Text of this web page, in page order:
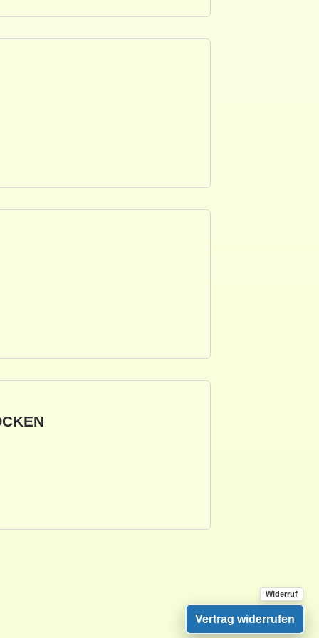
Vertrag widerrufen